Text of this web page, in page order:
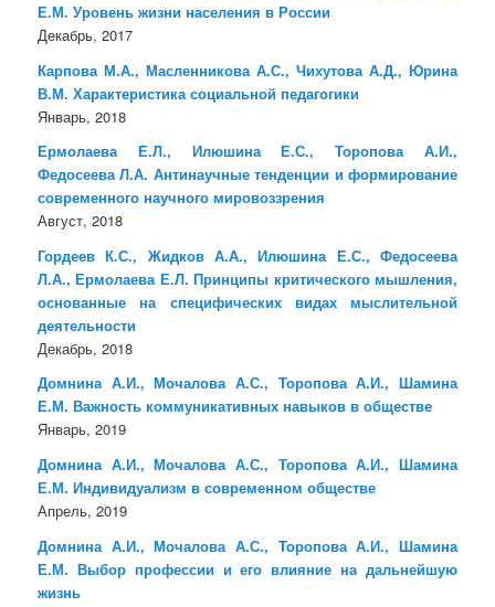
Е.М. Уровень жизни населения в России
Декабрь, 2017
Карпова М.А., Масленникова А.С., Чихутова А.Д., Юрина
В.М. Характеристика социальной педагогики
Январь, 2018
Ермолаева Е.Л., Илюшина Е.С., Торопова А.И.,
Федосеева Л.А. Антинаучные тенденции и формирование
современного научного мировоззрения
Август, 2018
Гордеев К.С., Жидков А.А., Илюшина Е.С., Федосеева
Л.А., Ермолаева Е.Л. Принципы критического мышления,
основанные на специфических видах мыслительной
деятельности
Декабрь, 2018
Домнина А.И., Мочалова А.С., Торопова А.И., Шамина
Е.М. Важность коммуникативных навыков в обществе
Январь, 2019
Домнина А.И., Мочалова А.С., Торопова А.И., Шамина
Е.М. Индивидуализм в современном обществе
Апрель, 2019
Домнина А.И., Мочалова А.С., Торопова А.И., Шамина
Е.М. Выбор профессии и его влияние на дальнейшую
жизнь